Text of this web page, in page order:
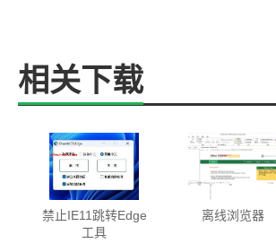
相关下载
禁止IE11跳转Edge
工具
离线浏览器